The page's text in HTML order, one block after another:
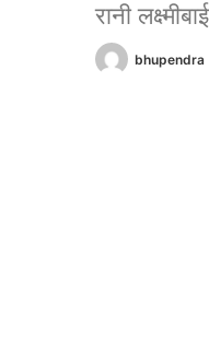
रानी
bhupendra